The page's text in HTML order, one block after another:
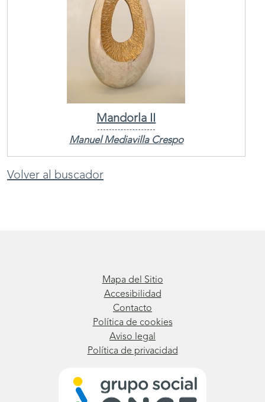
Mandorla II
Manuel Mediavilla Crespo
Volver al buscador
Mapa del Sitio
Accesibilidad
Contacto
Política de cookies
Aviso legal
Política de privacidad